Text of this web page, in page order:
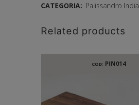
CATEGORIA: Palissandro India
Related products
COD: PIN014